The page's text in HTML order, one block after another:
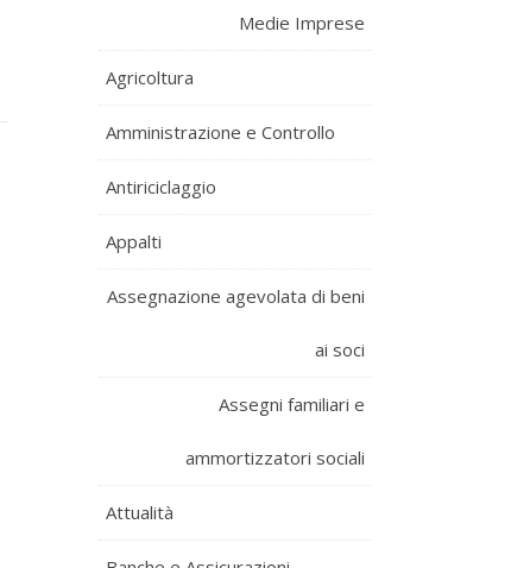
Medie Imprese
Agricoltura
Amministrazione e Controllo
Antiriciclaggio
Appalti
Assegnazione agevolata di beni
ai soci
Assegni familiari e
ammortizzatori sociali
Attualità